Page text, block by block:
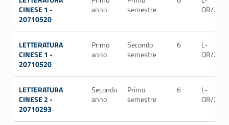
CINESE 1 -
20710520
anno
semestre
OR/21
LETTERATURA
CINESE 1 -
20710520
Primo
anno
Secondo
semestre
6
L-
OR/21
LETTERATURA
CINESE 2 -
20710293
Secondo
anno
Primo
semestre
6
L-
OR/21